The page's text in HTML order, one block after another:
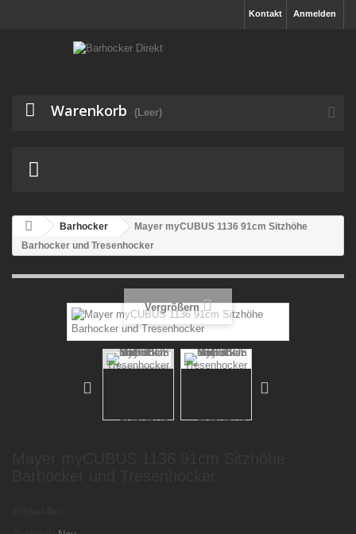
Anmelden
Kontakt
Warenkorb (Leer)
Barhocker
Mayer myCUBUS 1136 91cm Sitzhöhe
Barhocker und Tresenhocker
Vergrößern